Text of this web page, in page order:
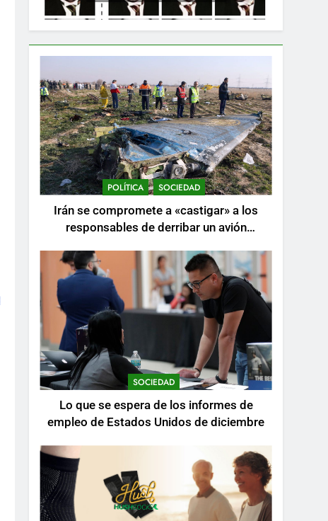
POLÍTICA SOCIEDAD
Irán se compromete a «castigar» a los
responsables de derribar un avión
SOCIEDAD
Lo que se espera de los informes de
empleo de Estados Unidos de diciembre